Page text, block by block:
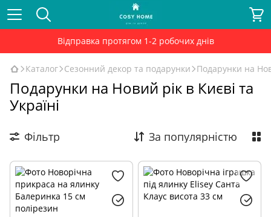
Відправка протягом 1-2 робочих днів
Каталог Сезонний декор та подарунки Подарунки на
Подарунки на Новий рік в Києві та
Україні
Фільтр За популярністю